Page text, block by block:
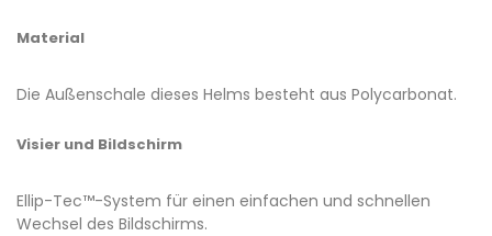
Material
Die Außenschale dieses Helms besteht aus Polycarbonat.
Visier und Bildschirm
Ellip-Tec™-System für einen einfachen und schnellen
Wechsel des Bildschirms.